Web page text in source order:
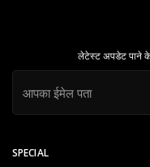
SPECIAL
लेटेस्ट अपडेट पाने के